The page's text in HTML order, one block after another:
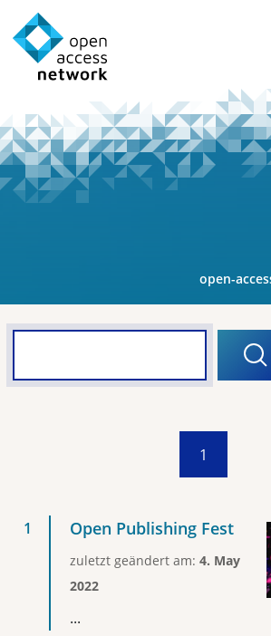
open-
1
Open Publishing Fest
zuletzt geändert am: 4. May
2022
...